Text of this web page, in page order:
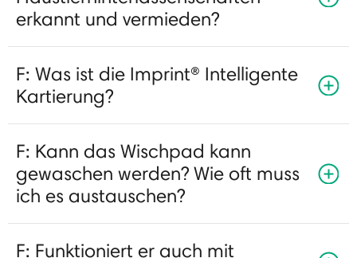
erkannt und vermieden?
F: Was ist die Imprint® Intelligente
Kartierung?
F: Kann das Wischpad kann
gewaschen werden? Wie oft muss
ich es austauschen?
F: Funktioniert er auch mit